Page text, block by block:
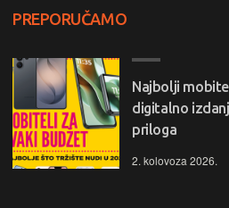
PREPORUČAMO
Najbolji
digitalno
priloga
2. kolovoza 2026.